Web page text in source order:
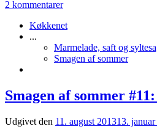
2 kommentarer
Køkkenet
...
Marmelade, saft og
Smagen af sommer
Smagen af sommer
Udgivet den 11. august 201313.